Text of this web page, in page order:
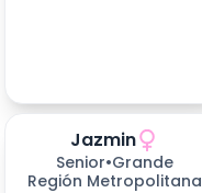
Jazmin
Senior•Grande
Región Metropolitana